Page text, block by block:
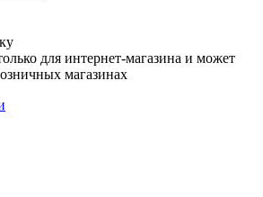
для интернет-магазина и может
магазинах